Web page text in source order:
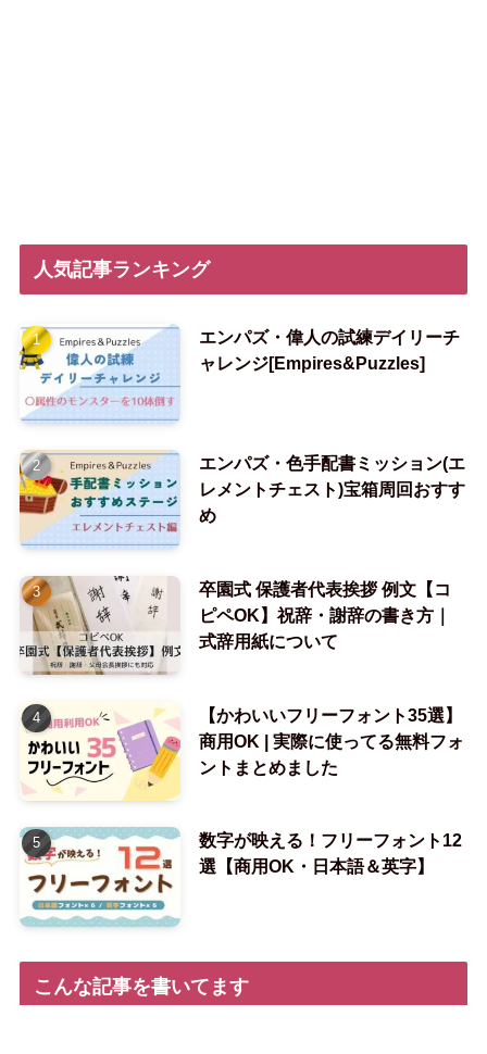
人気記事ランキング
エンパズ・偉人の試練デイリーチ
ャレンジ[Empires&Puzzles]
エンパズ・色手配書ミッション(エ
レメントチェスト)宝箱周回おすす
め
卒園式 保護者代表挨拶 例文【コ
ピペOK】祝辞・謝辞の書き方｜
式辞用紙について
【かわいいフリーフォント35選】
商用OK | 実際に使ってる無料フォ
ントまとめました
数字が映える！フリーフォント12
選【商用OK・日本語＆英字】
こんな記事を書いてます